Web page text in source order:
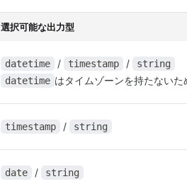
選択可能な出力型
datetime / timestamp /
string
datetime はタイムゾーンを持たないた
timestamp / string
date / string